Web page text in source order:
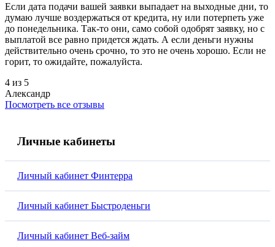
Если дата подачи вашей заявки выпадает на выходные дни, то
думаю лучше воздержаться от кредита, ну или потерпеть уже
до понедельника. Так-то они, само собой одобрят заявку, но с
выплатой все равно придется ждать. А если деньги нужны
действительно очень срочно, то это не очень хорошо. Если не
горит, то ожидайте, пожалуйста.
4 из 5
Александр
Посмотреть все отзывы
Личные кабинеты
Личный кабинет Финтерра
Личный кабинет Быстроденьги
Личный кабинет Веб-займ